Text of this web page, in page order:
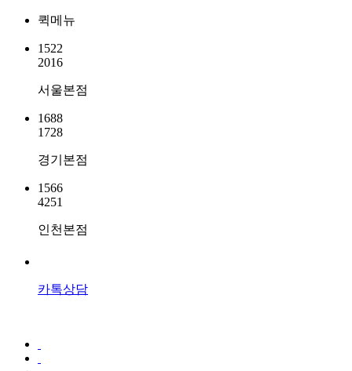
퀵메뉴
1522
2016
서울본점
1688
1728
경기본점
1566
4251
인천본점
카톡상담